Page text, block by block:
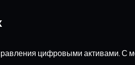
цифровыми активами. С